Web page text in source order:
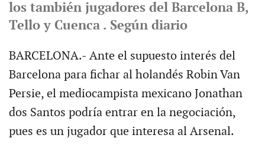
los también jugadores del Barcelona B,
Tello y Cuenca . Según diario
BARCELONA.- Ante el supuesto interés del
Barcelona para fichar al holandés Robin Van
Persie, el mediocampista mexicano Jonathan
dos Santos podría entrar en la negociación,
pues es un jugador que interesa al Arsenal.